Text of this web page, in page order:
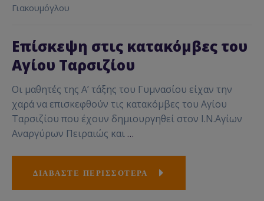
Γιακουμόγλου
Επίσκεψη στις κατακόμβες του
Αγίου Ταρσιζίου
Οι μαθητές της Α’ τάξης του Γυμνασίου είχαν την
χαρά να επισκεφθούν τις κατακόμβες του Αγίου
Ταρσιζίου που έχουν δημιουργηθεί στον Ι.Ν.Αγίων
Αναργύρων Πειραιώς και …
ΔΙΑΒΑΣΤΕ ΠΕΡΙΣΣΟΤΕΡΑ